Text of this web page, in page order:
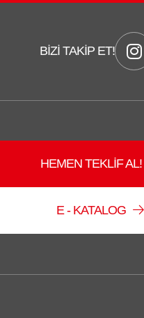
BIZI TAKIP ET!
HEMEN TEKLIF AL!
E - KATALOG